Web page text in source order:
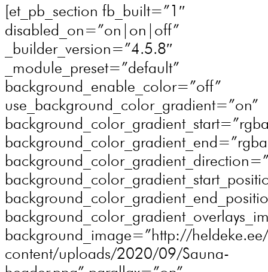
[et_pb_section fb_built=”1″
disabled_on=”on|on|off”
_builder_version=”4.5.8″
_module_preset=”default”
background_enable_color=”off”
use_background_color_gradient=”on”
background_image=”http://
content/uploads/2020/09/Sauna-